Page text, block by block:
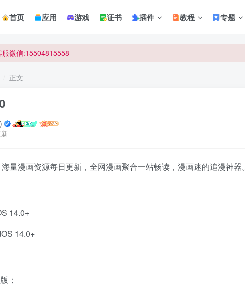
首页 应用 游戏 证书 插件 教程 专题
微信:15504815558
微信:15504815558
正文
量漫画资源每日更新，全网漫画聚合一站畅读，漫画迷的追漫神器。
14.0+
14.0+
；